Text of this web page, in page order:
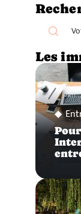
Les